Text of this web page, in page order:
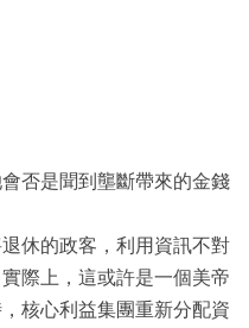
否是聞到壟斷帶來的金錢
休的政客，利用資訊不對
際上，這或許是一個美帝
核心利益集團重新分配資